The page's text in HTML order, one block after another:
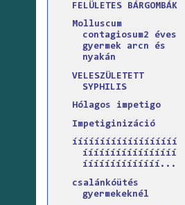
FELÜLETES BÁRGOMBÁK
Molluscum
contagiosum2 éves
gyermek arcn és
nyakán
VELESZÜLETETT
SYPHILIS
Hólagos impetigo
Impetiginizáció
ííííííííííííííííííí
ííííííííííííííííí
íííííííííííííí...
csalánkóütés
gyermekeknél